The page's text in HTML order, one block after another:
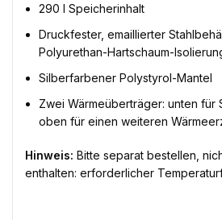
290 l Speicherinhalt
Druckfester, emaillierter
Polyurethan-Hartschaum-
Silberfarbener Polystyrol-Mantel
Zwei Wärmeüberträger: unten für
oben für einen weiteren
Hinweis: Bitte separat bestellen,
enthalten: erforderlicher